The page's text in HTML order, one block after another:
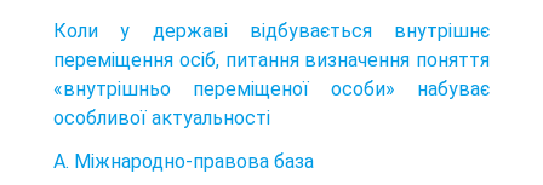
Коли у державі відбувається внутрішнє
переміщення осіб, питання визна­чення поняття
«внутрішньо переміщеної особи» набуває
особливої акту­альності
А. Міжнародно-правова база